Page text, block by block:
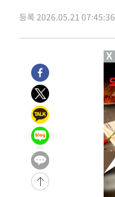
등록 2026.05.21 07:45:36
X